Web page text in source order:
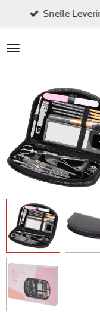
naar
Snelle